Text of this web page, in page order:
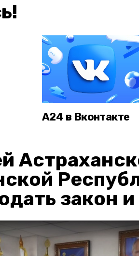
А24 в Вконтакте
закон